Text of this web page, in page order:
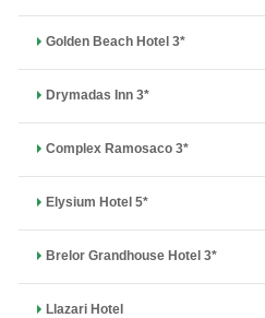
Golden Beach Hotel 3*
Drymadas Inn 3*
Complex Ramosaco 3*
Elysium Hotel 5*
Brelor Grandhouse Hotel 3*
Llazari Hotel